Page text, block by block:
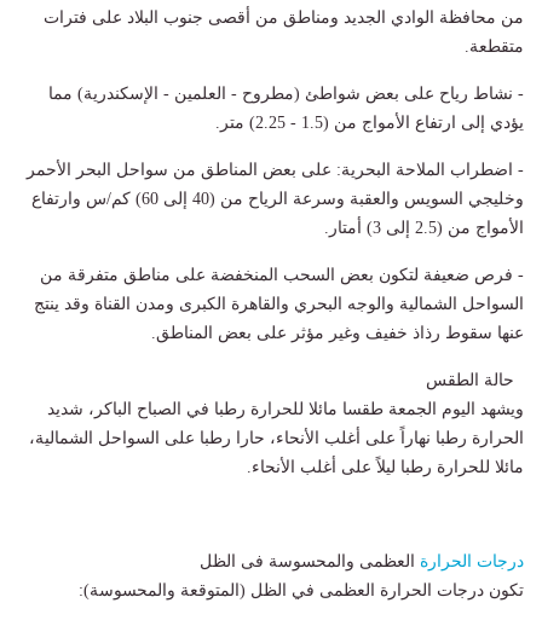
من محافظة الوادي الجديد ومناطق من أقصى جنوب البلاد على فترات
متقطعة.
- ​نشاط رياح على بعض شواطئ (مطروح - العلمين - الإسكندرية) مما
يؤدي إلى ارتفاع الأمواج من (1.5 - 2.25) متر.
​- اضطراب الملاحة البحرية: على بعض المناطق من سواحل البحر الأحمر
وخليجي السويس والعقبة وسرعة الرياح من (40 إلى 60) كم/س وارتفاع
الأمواج من (2.5 إلى 3) أمتار.
​- فرص ضعيفة لتكون بعض السحب المنخفضة على مناطق متفرقة من
السواحل الشمالية والوجه البحري والقاهرة الكبرى ومدن القناة وقد ينتج
عنها سقوط رذاذ خفيف وغير مؤثر على بعض المناطق.
حالة الطقس
ويشهد اليوم الجمعة طقسا مائلا للحرارة رطبا في الصباح الباكر، شديد
الحرارة رطبا نهاراً على أغلب الأنحاء، حارا رطبا على السواحل الشمالية،
مائلا للحرارة رطبا ليلاً على أغلب الأنحاء.
درجات الحرارة العظمى والمحسوسة فى الظل
تكون درجات الحرارة العظمى في الظل (المتوقعة والمحسوسة):